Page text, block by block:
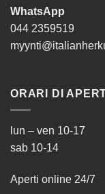
WhatsApp
044 2359519
ORARI DI
lun – ven 10-17
sab 10-14
Aperti online 24/7